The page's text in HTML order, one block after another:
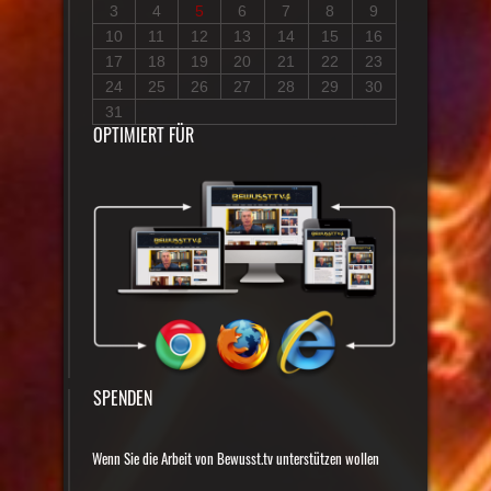
3
4 5 6 7 8
9
10
11 12 13 14 15
16
17
18 19 20 21 22
23
24
25 26 27 28 29
30
31
OPTIMIERT FÜR
SPENDEN
Wenn Sie die Arbeit von Bewusst.tv unterstützen wollen